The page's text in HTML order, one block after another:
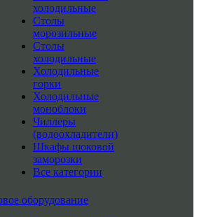
холодильные
Столы
морозильные
Столы
холодильные
Холодильные
горки
Холодильные
моноблоки
Чиллеры
(водоохладители)
Шкафы шоковой
заморозки
Все категории
оборудование